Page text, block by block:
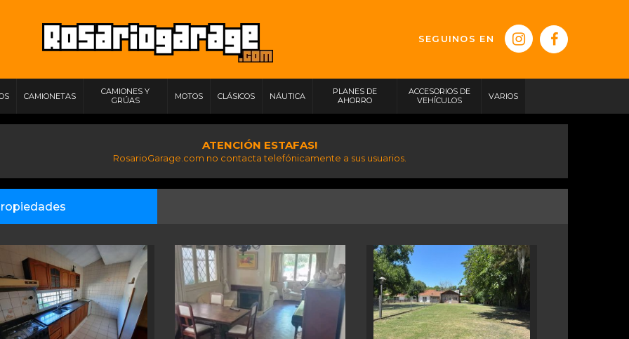
SEGUINOS EN
CAMIONETAS
CAMIONES Y
GRÚAS
MOTOS CLÁSICOS NÁUTICA
PLANES DE
AHORRO
ACCESORIOS DE
VEHÍCULOS
VARIOS
ATENCIÓN ESTAFAS!
RosarioGarage.com no contacta telefónicamente a sus usuarios.